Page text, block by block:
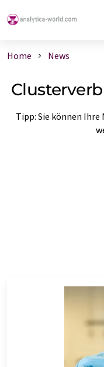
Home News
Tipp: Sie können Ihre